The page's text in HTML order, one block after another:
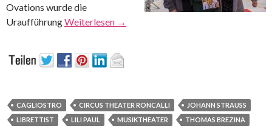
Ovations wurde die
UraufführungWeiterlesen →
CAGLIOSTRO CIRCUS THEATER RONCALLI
JOHANN STRAUSS
LIBRETTIST
LILI PAUL MUSIKTHEATER THOMAS BREZINA